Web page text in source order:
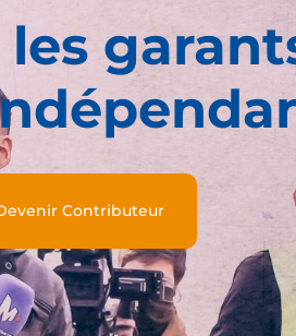
les
Contributeur